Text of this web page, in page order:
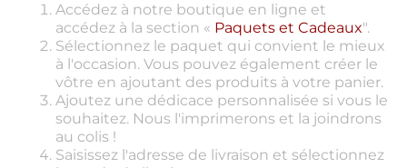
Accédez à notre boutique en ligne et
accédez à la section « Paquets et Cadeaux".
Sélectionnez le paquet qui convient le mieux
à l'occasion. Vous pouvez également créer le
vôtre en ajoutant des produits à votre panier.
Ajoutez une dédicace personnalisée si vous le
souhaitez. Nous l'imprimerons et la joindrons
au colis !
Saisissez l'adresse de livraison et sélectionnez